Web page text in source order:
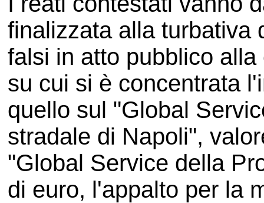
finalizzata alla turbativa
falsi in atto pubblico
su cui si è concentrata
quello sul "Global
stradale di Napoli",
"Global Service della
di euro, l'appalto per la